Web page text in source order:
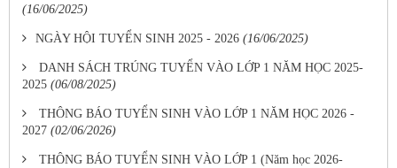
(16/06/2025)
​NGÀY HỘI TUYỂN SINH 2025 - 2026 (16/06/2025)
DANH SÁCH TRÚNG TUYỂN VÀO LỚP 1 NĂM HỌC 2025-
2025 (06/08/2025)
THÔNG BÁO TUYỂN SINH VÀO LỚP 1 NĂM HỌC 2026 -
2027 (02/06/2026)
THÔNG BÁO TUYỂN SINH VÀO LỚP 1 (Năm học 2026-